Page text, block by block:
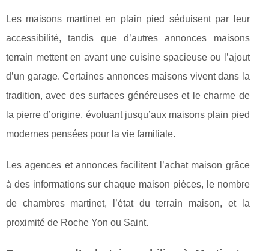
Les maisons martinet en plain pied séduisent par leur
accessibilité, tandis que d’autres annonces maisons
terrain mettent en avant une cuisine spacieuse ou l’ajout
d’un garage. Certaines annonces maisons vivent dans la
tradition, avec des surfaces généreuses et le charme de
la pierre d’origine, évoluant jusqu’aux maisons plain pied
modernes pensées pour la vie familiale.
Les agences et annonces facilitent l’achat maison grâce
à des informations sur chaque maison pièces, le nombre
de chambres martinet, l’état du terrain maison, et la
proximité de Roche Yon ou Saint.